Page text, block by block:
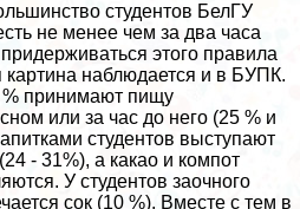
студентов БелГУ
не менее чем за два часа
этого правила
картина наблюдается и в БУПК.
принимают пищу
или за час до него (25 % и
студентов выступают
- 31%), а какао и компот
У студентов заочного
сок (10 %). Вместе с тем в